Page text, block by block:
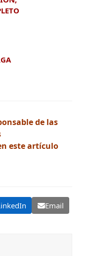
de las
este artículo
Email